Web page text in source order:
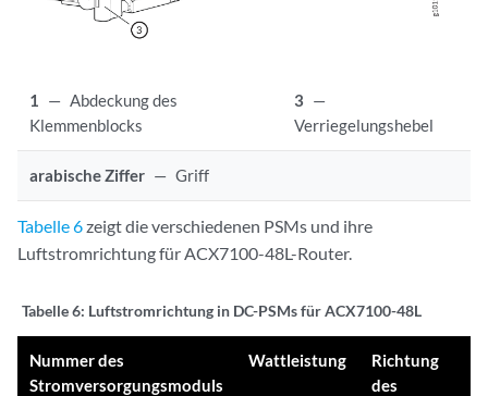
1 — Abdeckung des
Klemmenblocks
3 —
Verriegelungshebel
arabische Ziffer — Griff
Tabelle 6zeigt die verschiedenen PSMs und ihre
Luftstromrichtung für ACX7100-48L-Router.
Tabelle 6: Luftstromrichtung in DC-PSMs für ACX7100-48L
Nummer des
Stromversorgungsmoduls
Wattleistung
Richtung
des